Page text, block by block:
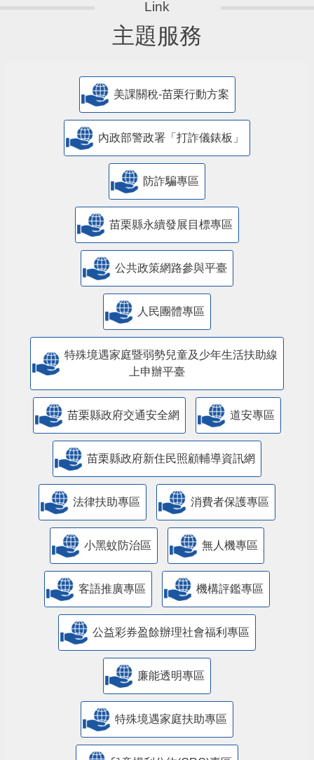
主題服務
美課關稅-苗栗行動方案
內政部警政署「打詐儀錶板」
防詐騙專區
苗栗縣永續發展目標專區
公共政策網路參與平臺
人民團體專區
特殊境遇家庭暨弱勢兒童及少年生活扶助線
上申辦平臺
苗栗縣政府交通安全網 道安專區
苗栗縣政府新住民照顧輔導資訊網
法律扶助專區 消費者保護專區
小黑蚊防治區 無人機專區
客語推廣專區 機構評鑑專區
公益彩券盈餘辦理社會福利專區
廉能透明專區
特殊境遇家庭扶助專區